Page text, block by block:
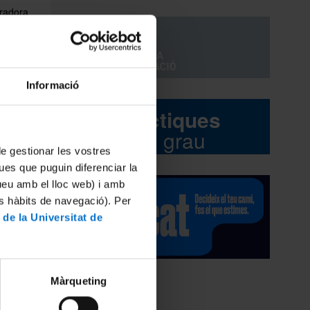
Informació
gestionar les vostres
que puguin diferenciar la
amb el lloc web) i amb
hàbits de navegació). Per
la Universitat de
Màrqueting
agost)
de
Pràctiques
del grau